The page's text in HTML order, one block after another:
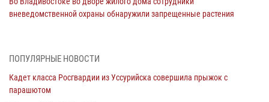
вневедомственной охраны обнаружили запрещенные растения
В День Крещения Руси в Князь-Владимирском храме – Главном
ходом
28 июля 2026, 10:29
ПОПУЛЯРНЫЕ НОВОСТИ
Кадет класса Росгвардии из Уссурийска совершила прыжок с
парашютом